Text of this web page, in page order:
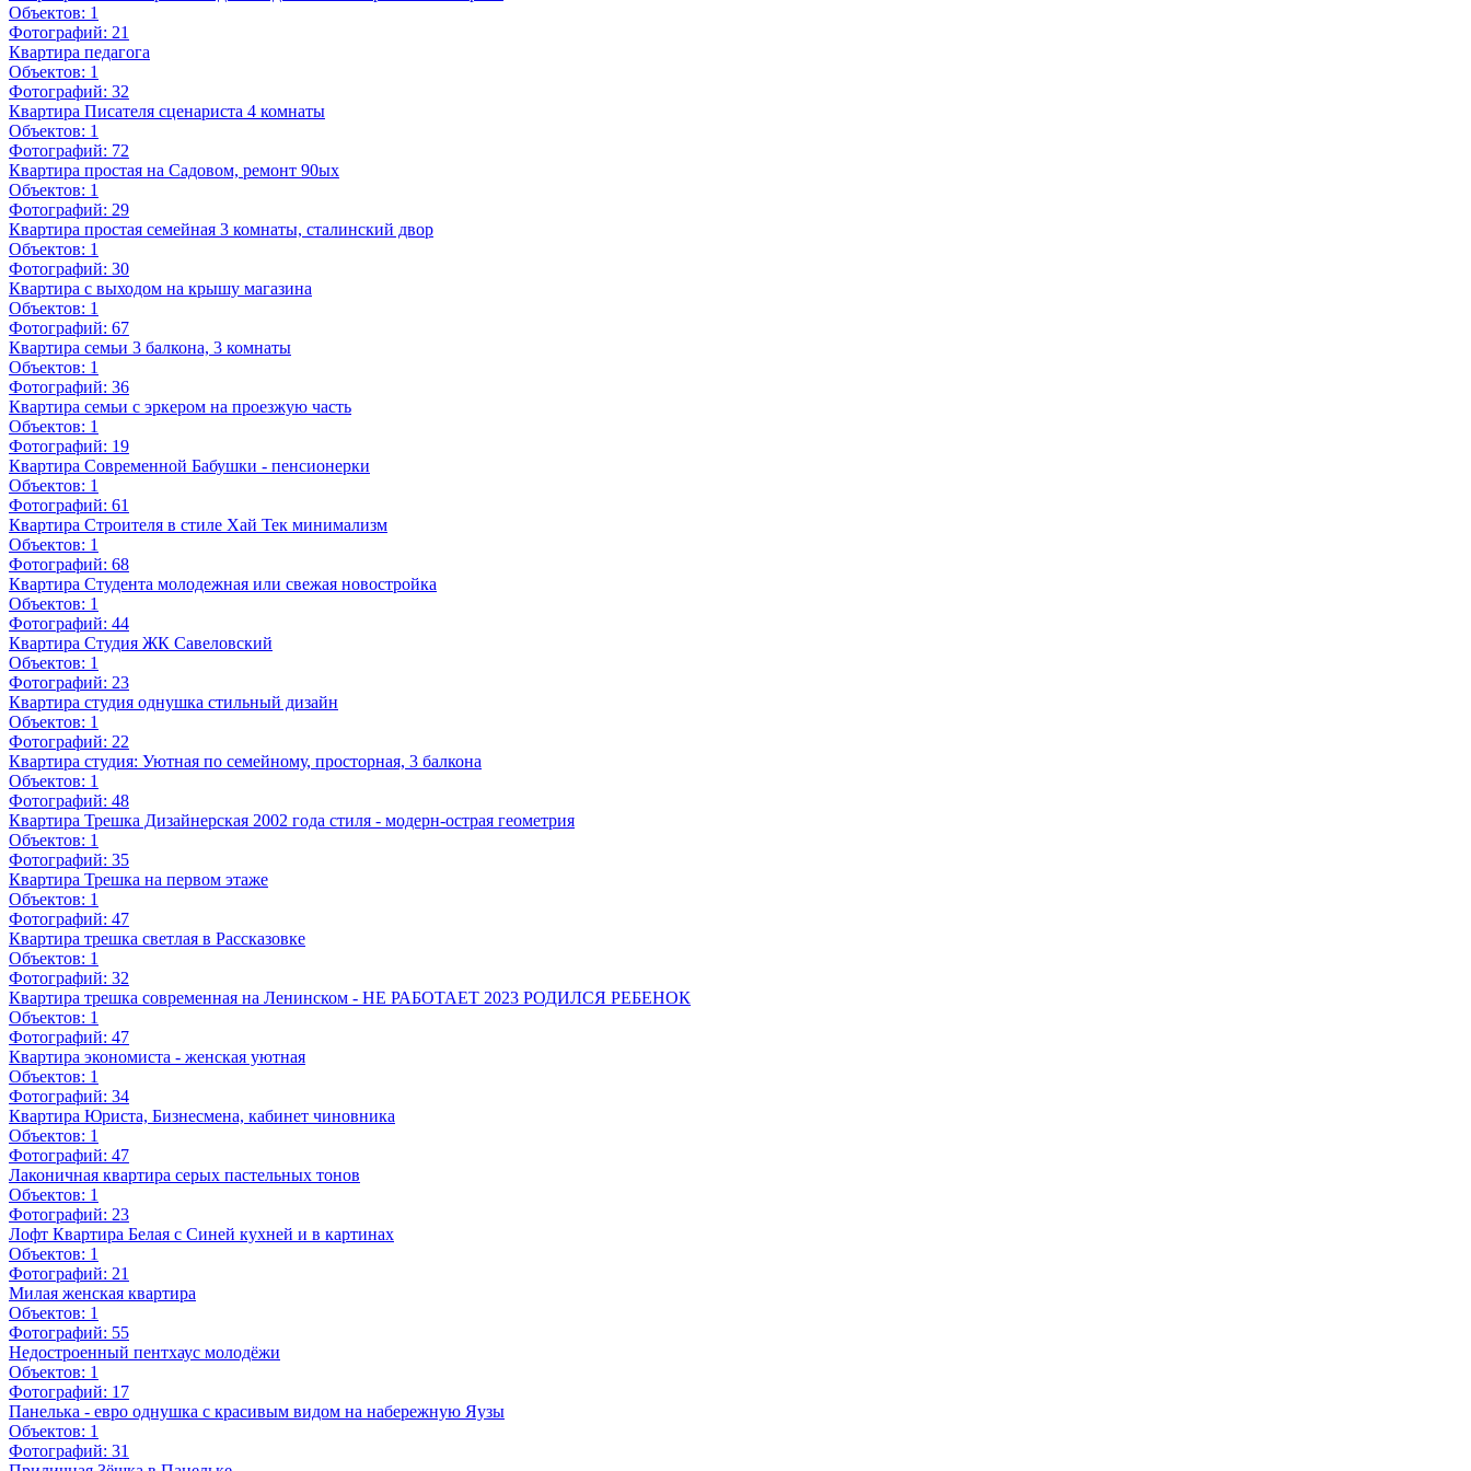
Объектов: 1
Фотографий: 21
Квартира педагога
Объектов: 1
Фотографий: 32
Квартира Писателя сценариста 4 комнаты
Объектов: 1
Фотографий: 72
Квартира простая на Садовом, ремонт 90ых
Объектов: 1
Фотографий: 29
Квартира простая семейная 3 комнаты, сталинский двор
Объектов: 1
Фотографий: 30
Квартира с выходом на крышу магазина
Объектов: 1
Фотографий: 67
Квартира семьи 3 балкона, 3 комнаты
Объектов: 1
Фотографий: 36
Квартира семьи с эркером на проезжую часть
Объектов: 1
Фотографий: 19
Квартира Современной Бабушки - пенсионерки
Объектов: 1
Фотографий: 61
Квартира Строителя в стиле Хай Тек минимализм
Объектов: 1
Фотографий: 68
Квартира Студента молодежная или свежая новостройка
Объектов: 1
Фотографий: 44
Квартира Студия ЖК Савеловский
Объектов: 1
Фотографий: 23
Квартира студия однушка стильный дизайн
Объектов: 1
Фотографий: 22
Квартира студия: Уютная по семейному, просторная, 3 балкона
Объектов: 1
Фотографий: 48
Квартира Трешка Дизайнерская 2002 года стиля - модерн-острая геометрия
Объектов: 1
Фотографий: 35
Квартира Трешка на первом этаже
Объектов: 1
Фотографий: 47
Квартира трешка светлая в Рассказовке
Объектов: 1
Фотографий: 32
Квартира трешка современная на Ленинском - НЕ РАБОТАЕТ 2023 РОДИЛСЯ РЕБЕНОК
Объектов: 1
Фотографий: 47
Квартира экономиста - женская уютная
Объектов: 1
Фотографий: 34
Квартира Юриста, Бизнесмена, кабинет чиновника
Объектов: 1
Фотографий: 47
Лаконичная квартира серых пастельных тонов
Объектов: 1
Фотографий: 23
Лофт Квартира Белая с Синей кухней и в картинах
Объектов: 1
Фотографий: 21
Милая женская квартира
Объектов: 1
Фотографий: 55
Недостроенный пентхаус молодёжи
Объектов: 1
Фотографий: 17
Панелька - евро однушка с красивым видом на набережную Яузы
Объектов: 1
Фотографий: 31